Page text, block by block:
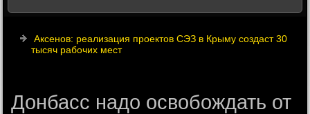
Аксенов: реализация проектов СЭЗ в Крыму создаст 30
тысяч рабочих мест
Донбасс надо освобождать от